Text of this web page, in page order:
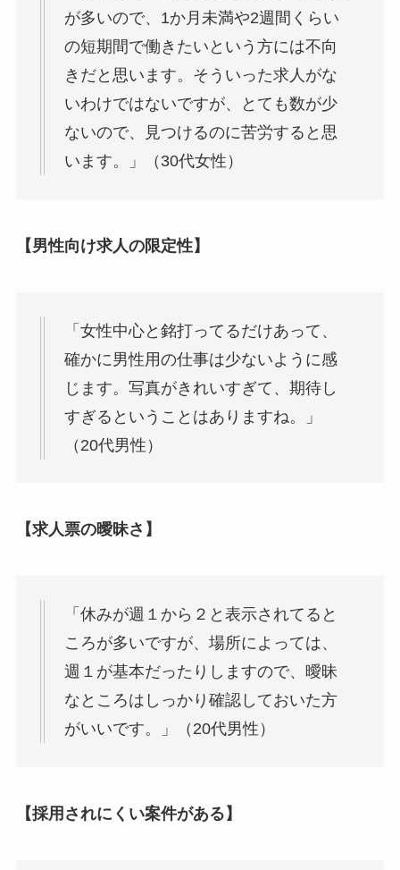
が多いので、1か月未満や2週間くらい
の短期間で働きたいという方には不向
きだと思います。そういった求人がな
いわけではないですが、とても数が少
ないので、見つけるのに苦労すると思
います。」（30代女性）
【男性向け求人の限定性】
「女性中心と銘打ってるだけあって、
確かに男性用の仕事は少ないように感
じます。写真がきれいすぎて、期待し
すぎるということはありますね。」
（20代男性）
【求人票の曖昧さ】
「休みが週１から２と表示されてると
ころが多いですが、場所によっては、
週１が基本だったりしますので、曖昧
なところはしっかり確認しておいた方
がいいです。」（20代男性）
【採用されにくい案件がある】